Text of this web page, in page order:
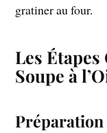
gratiner au four.
Les
Soupe à